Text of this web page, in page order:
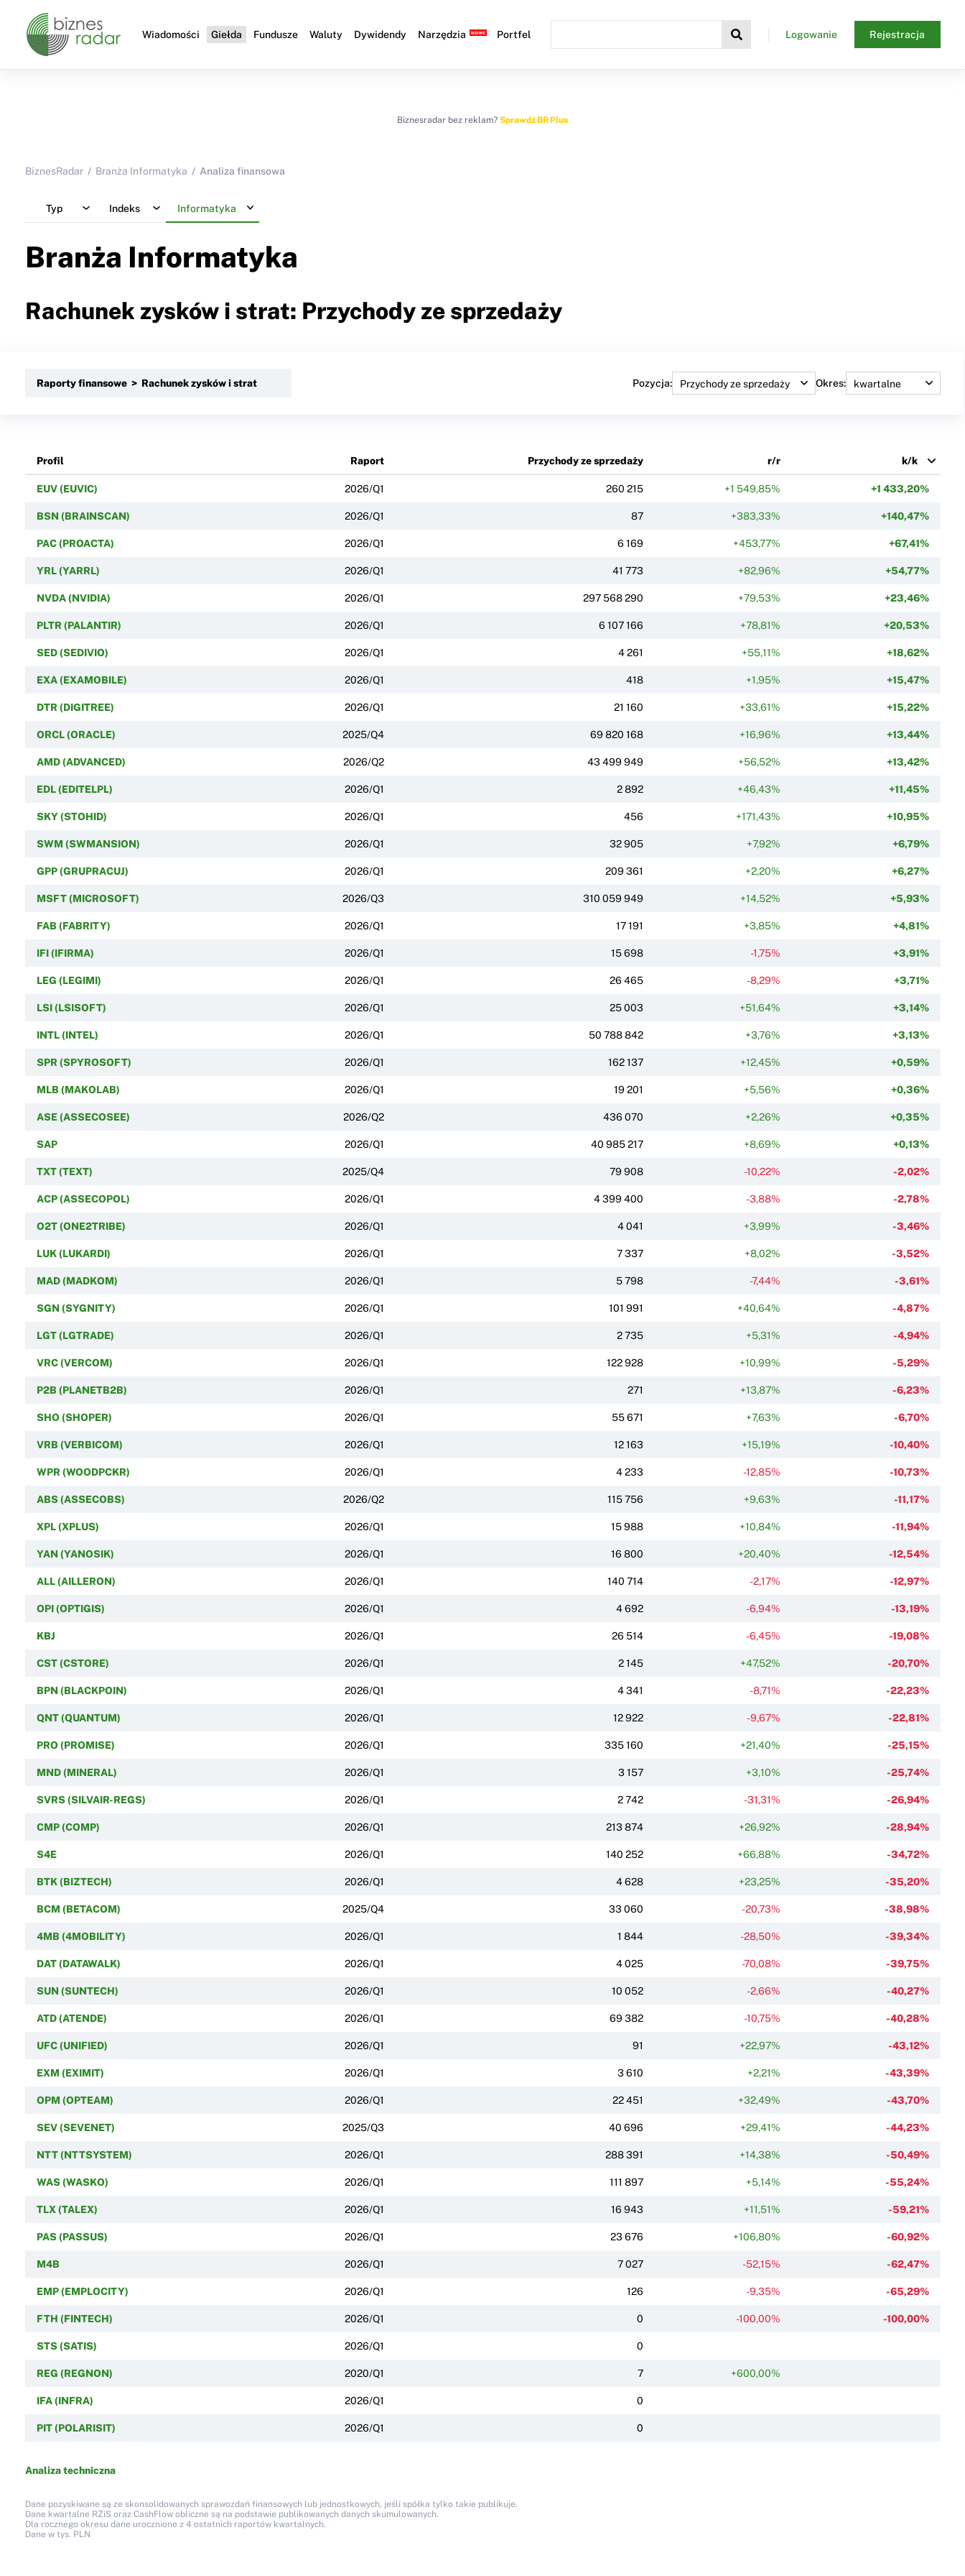
Wiadomości Giełda Fundusze Waluty Dywidendy Narzędzia Portfel Logowanie Rejestracja
Biznesradar bez reklam? Sprawdź BR Plus
BiznesRadar Branża Informatyka Analiza finansowa
Typ Indeks Informatyka
Branża Informatyka
Rachunek zysków i strat: Przychody ze sprzedaży
Raporty finansowe > Rachunek zysków i strat Pozycja: Okres:
Profil Raport Przychody ze sprzedaży r/r k/k
EUV (EUVIC) 2026/Q1 260 215 +1 549,85% +1 433,20%
BSN (BRAINSCAN) 2026/Q1 87 +383,33% +140,47%
PAC (PROACTA) 2026/Q1 6 169 +453,77% +67,41%
YRL (YARRL) 2026/Q1 41 773 +82,96% +54,77%
NVDA (NVIDIA) 2026/Q1 297 568 290 +79,53% +23,46%
PLTR (PALANTIR) 2026/Q1 6 107 166 +78,81% +20,53%
SED (SEDIVIO) 2026/Q1 4 261 +55,11% +18,62%
EXA (EXAMOBILE) 2026/Q1 418 +1,95% +15,47%
DTR (DIGITREE) 2026/Q1 21 160 +33,61% +15,22%
ORCL (ORACLE) 2025/Q4 69 820 168 +16,96% +13,44%
AMD (ADVANCED) 2026/Q2 43 499 949 +56,52% +13,42%
EDL (EDITELPL) 2026/Q1 2 892 +46,43% +11,45%
SKY (STOHID) 2026/Q1 456 +171,43% +10,95%
SWM (SWMANSION) 2026/Q1 32 905 +7,92% +6,79%
GPP (GRUPRACUJ) 2026/Q1 209 361 +2,20% +6,27%
MSFT (MICROSOFT) 2026/Q3 310 059 949 +14,52% +5,93%
FAB (FABRITY) 2026/Q1 17 191 +3,85% +4,81%
IFI (IFIRMA) 2026/Q1 15 698 -1,75% +3,91%
LEG (LEGIMI) 2026/Q1 26 465 -8,29% +3,71%
LSI (LSISOFT) 2026/Q1 25 003 +51,64% +3,14%
INTL (INTEL) 2026/Q1 50 788 842 +3,76% +3,13%
SPR (SPYROSOFT) 2026/Q1 162 137 +12,45% +0,59%
MLB (MAKOLAB) 2026/Q1 19 201 +5,56% +0,36%
ASE (ASSECOSEE) 2026/Q2 436 070 +2,26% +0,35%
SAP 2026/Q1 40 985 217 +8,69% +0,13%
TXT (TEXT) 2025/Q4 79 908 -10,22% -2,02%
ACP (ASSECOPOL) 2026/Q1 4 399 400 -3,88% -2,78%
O2T (ONE2TRIBE) 2026/Q1 4 041 +3,99% -3,46%
LUK (LUKARDI) 2026/Q1 7 337 +8,02% -3,52%
MAD (MADKOM) 2026/Q1 5 798 -7,44% -3,61%
SGN (SYGNITY) 2026/Q1 101 991 +40,64% -4,87%
LGT (LGTRADE) 2026/Q1 2 735 +5,31% -4,94%
VRC (VERCOM) 2026/Q1 122 928 +10,99% -5,29%
P2B (PLANETB2B) 2026/Q1 271 +13,87% -6,23%
SHO (SHOPER) 2026/Q1 55 671 +7,63% -6,70%
VRB (VERBICOM) 2026/Q1 12 163 +15,19% -10,40%
WPR (WOODPCKR) 2026/Q1 4 233 -12,85% -10,73%
ABS (ASSECOBS) 2026/Q2 115 756 +9,63% -11,17%
XPL (XPLUS) 2026/Q1 15 988 +10,84% -11,94%
YAN (YANOSIK) 2026/Q1 16 800 +20,40% -12,54%
ALL (AILLERON) 2026/Q1 140 714 -2,17% -12,97%
OPI (OPTIGIS) 2026/Q1 4 692 -6,94% -13,19%
KBJ 2026/Q1 26 514 -6,45% -19,08%
CST (CSTORE) 2026/Q1 2 145 +47,52% -20,70%
BPN (BLACKPOIN) 2026/Q1 4 341 -8,71% -22,23%
QNT (QUANTUM) 2026/Q1 12 922 -9,67% -22,81%
PRO (PROMISE) 2026/Q1 335 160 +21,40% -25,15%
MND (MINERAL) 2026/Q1 3 157 +3,10% -25,74%
SVRS (SILVAIR-REGS) 2026/Q1 2 742 -31,31% -26,94%
CMP (COMP) 2026/Q1 213 874 +26,92% -28,94%
S4E 2026/Q1 140 252 +66,88% -34,72%
BTK (BIZTECH) 2026/Q1 4 628 +23,25% -35,20%
BCM (BETACOM) 2025/Q4 33 060 -20,73% -38,98%
4MB (4MOBILITY) 2026/Q1 1 844 -28,50% -39,34%
DAT (DATAWALK) 2026/Q1 4 025 -70,08% -39,75%
SUN (SUNTECH) 2026/Q1 10 052 -2,66% -40,27%
ATD (ATENDE) 2026/Q1 69 382 -10,75% -40,28%
UFC (UNIFIED) 2026/Q1 91 +22,97% -43,12%
EXM (EXIMIT) 2026/Q1 3 610 +2,21% -43,39%
OPM (OPTEAM) 2026/Q1 22 451 +32,49% -43,70%
SEV (SEVENET) 2025/Q3 40 696 +29,41% -44,23%
NTT (NTTSYSTEM) 2026/Q1 288 391 +14,38% -50,49%
WAS (WASKO) 2026/Q1 111 897 +5,14% -55,24%
TLX (TALEX) 2026/Q1 16 943 +11,51% -59,21%
PAS (PASSUS) 2026/Q1 23 676 +106,80% -60,92%
M4B 2026/Q1 7 027 -52,15% -62,47%
EMP (EMPLOCITY) 2026/Q1 126 -9,35% -65,29%
FTH (FINTECH) 2026/Q1 0 -100,00% -100,00%
STS (SATIS) 2026/Q1 0
REG (REGNON) 2020/Q1 7 +600,00%
IFA (INFRA) 2026/Q1 0
PIT (POLARISIT) 2026/Q1 0
Analiza techniczna
Dane pozyskiwane są ze skonsolidowanych sprawozdań finansowych lub jednostkowych, jeśli spółka tylko takie publikuje.
Dane kwartalne RZiS oraz CashFlow obliczne są na podstawie publikowanych danych skumulowanych.
Dla rocznego okresu dane urocznione z 4 ostatnich raportów kwartalnych.
Dane w tys. PLN